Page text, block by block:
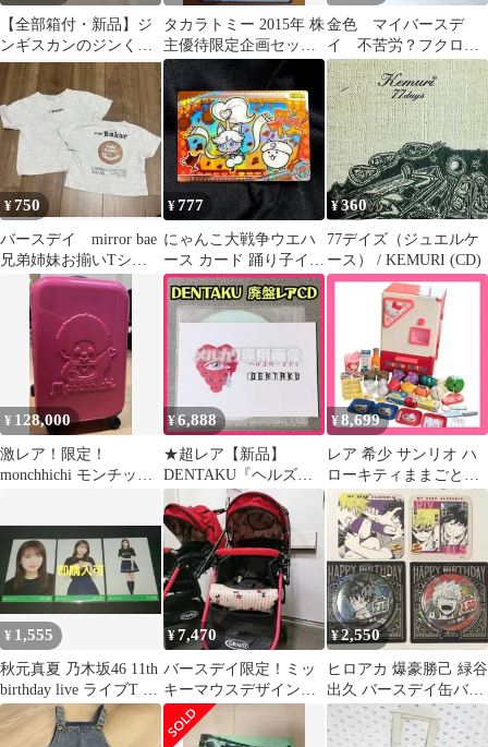
【全部箱付・新品】ジ
ンギスカンのジンくん
4点セットオーロラグラ
ス もみじちゃん
タカラトミー 2015年 株
主優待限定企画セット
特別限定 ４台
金色 マイバースデ
イ 不苦労？フクロウ
に緑色の石入 マイバ
ースディ
¥750
バースデイ mirror bae
兄弟姉妹お揃いTシャ
ツ100&80 2点セット
¥777
にゃんこ大戦争ウエハ
ース カード 踊り子イズ
超激レア
¥360
77デイズ（ジュエルケ
ース） / KEMURI (CD)
¥ 128,000
激レア！限定！
monchhichi モンチッチ
¥6,888
★超レア【新品】
DENTAKU『ヘルズバ
ースディ』マツタケワ
ークス デンタク廃盤
¥8,699
レア 希少 サンリオ ハ
ローキティままごとト
ントン れいぞうこ 平成
レトロ
¥ 1,555
秋元真夏 乃木坂46 11th
birthday live ライブT 3
種
¥7,470
バースデイ限定！ミッ
キーマウスデザイン
★GRACOベビーカー
¥2,550
ヒロアカ 爆豪勝己 緑谷
出久 バースデイ缶バッ
ジ コースター計4点